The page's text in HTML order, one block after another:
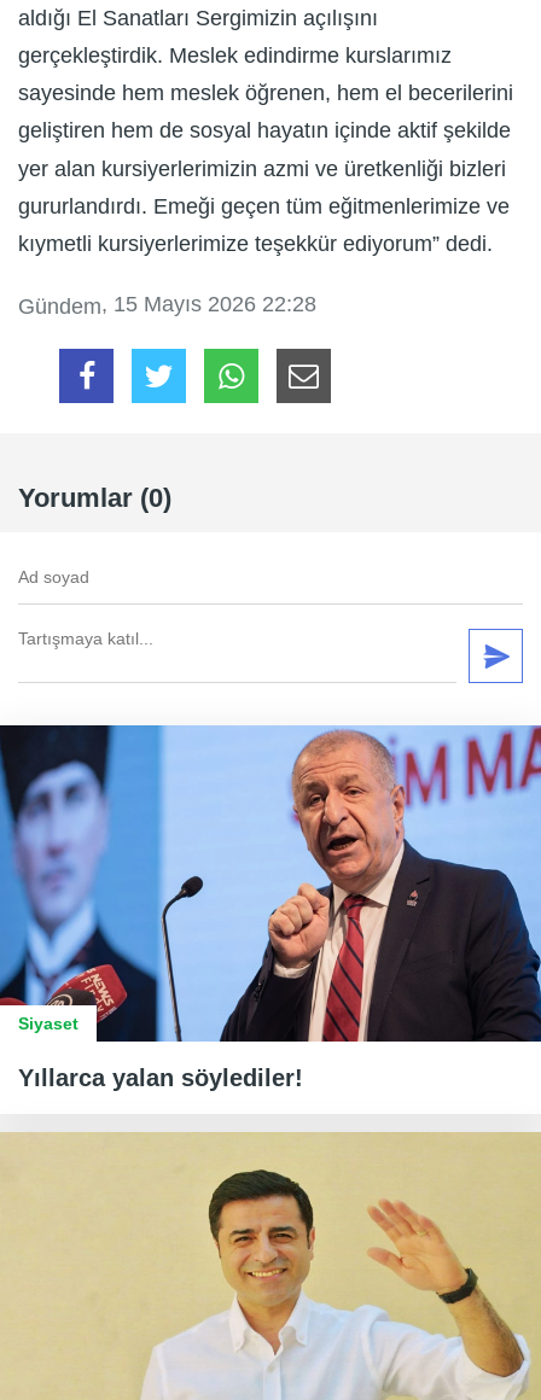
aldığı El Sanatları Sergimizin açılışını
gerçekleştirdik. Meslek edindirme kurslarımız
sayesinde hem meslek öğrenen, hem el becerilerini
geliştiren hem de sosyal hayatın içinde aktif şekilde
yer alan kursiyerlerimizin azmi ve üretkenliği bizleri
gururlandırdı. Emeği geçen tüm eğitmenlerimize ve
kıymetli kursiyerlerimize teşekkür ediyorum” dedi.
Gündem, 15 Mayıs 2026 22:28
Yorumlar (0)
Siyaset
Yıllarca yalan söylediler!